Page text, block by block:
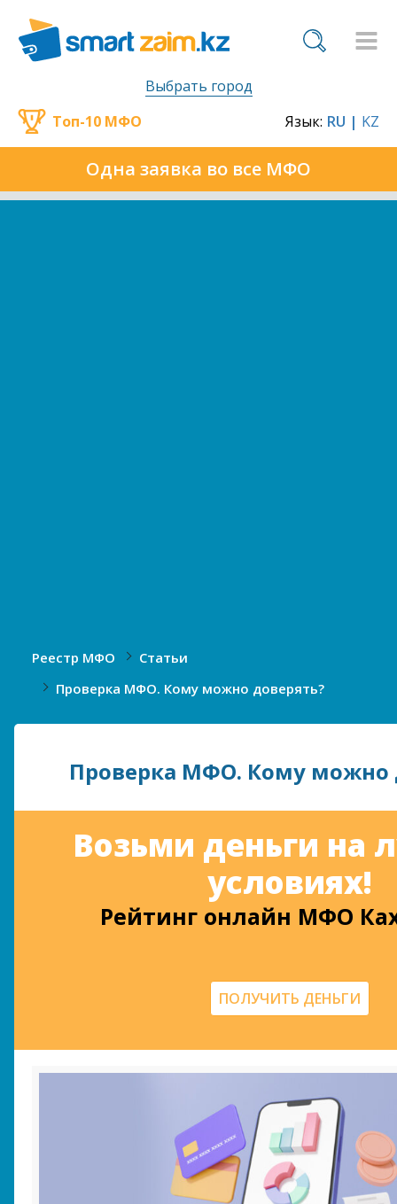
Выбрать город
Одна заявка во все МФО
Топ-10 МФО Язык: RU | KZ
Реестр МФО
Статьи
Проверка МФО. Кому можно доверять?
Проверка МФО. Кому можно
Возьми деньги на
условиях!
Рейтинг онлайн МФО
ПОЛУЧИТЬ ДЕНЬГИ